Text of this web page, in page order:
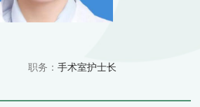
职务：手术室护士长